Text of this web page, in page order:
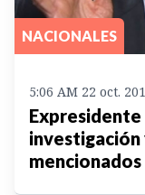
NACIONALES
5:06 AM 22 oct.
Expresidente
investigación